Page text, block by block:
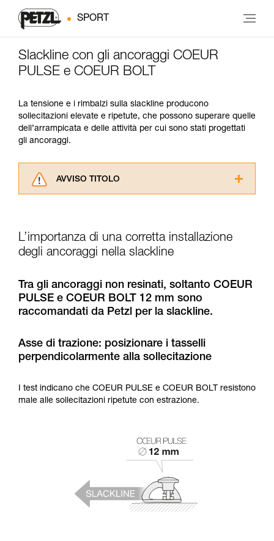
SPORT
Slackline con gli ancoraggi COEUR
PULSE e COEUR BOLT
La tensione e i rimbalzi sulla slackline producono
sollecitazioni elevate e ripetute, che possono superare quelle
dell’arrampicata e delle attività per cui sono stati progettati
gli ancoraggi.
AVVISO TITOLO
informazioni dell’istruzione tecnica per poter
capire queste ulteriori informazioni.
Verificate con un professionista la vostra
capacità di rifare la manovra, da soli, in piena
sicurezza, prima di riprodurla autonomamente.
vengono qui descritte.
L’importanza di una corretta installazione
degli ancoraggi nella slackline
Tra gli ancoraggi non resinati, soltanto COEUR
PULSE e COEUR BOLT 12 mm sono
raccomandati da Petzl per la slackline.
Asse di trazione: posizionare i tasselli
perpendicolarmente alla sollecitazione
I test indicano che COEUR PULSE e COEUR BOLT resistono
male alle sollecitazioni ripetute con estrazione.